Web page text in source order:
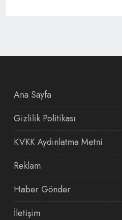
Ana Sayfa
Gizlilik Politikası
KVKK Aydınlatma Metni
Reklam
Haber Gönder
İletişim